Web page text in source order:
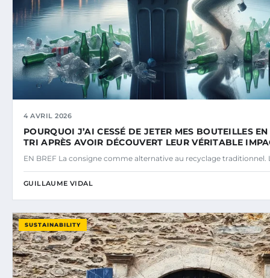
4 AVRIL 2026
POURQUOI J’AI CESSÉ DE JETER MES BOUTEILLES
TRI APRÈS AVOIR DÉCOUVERT LEUR VÉRITABLE
EN BREF La consigne comme alternative au recyclage traditionnel.
GUILLAUME VIDAL
SUSTAINABILITY